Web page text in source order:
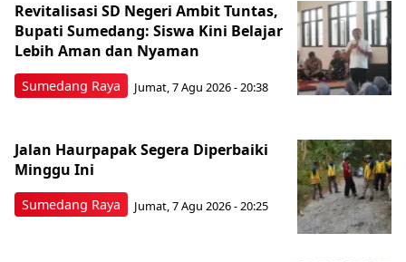
Sumedang Raya
Revitalisasi SD Negeri Ambit Tuntas,
Bupati Sumedang: Siswa Kini Belajar
Lebih Aman dan Nyaman
Jumat, 7 Agu 2026 - 20:38
Sumedang Raya
Jalan Haurpapak Segera Diperbaiki
Minggu Ini
Jumat, 7 Agu 2026 - 20:25